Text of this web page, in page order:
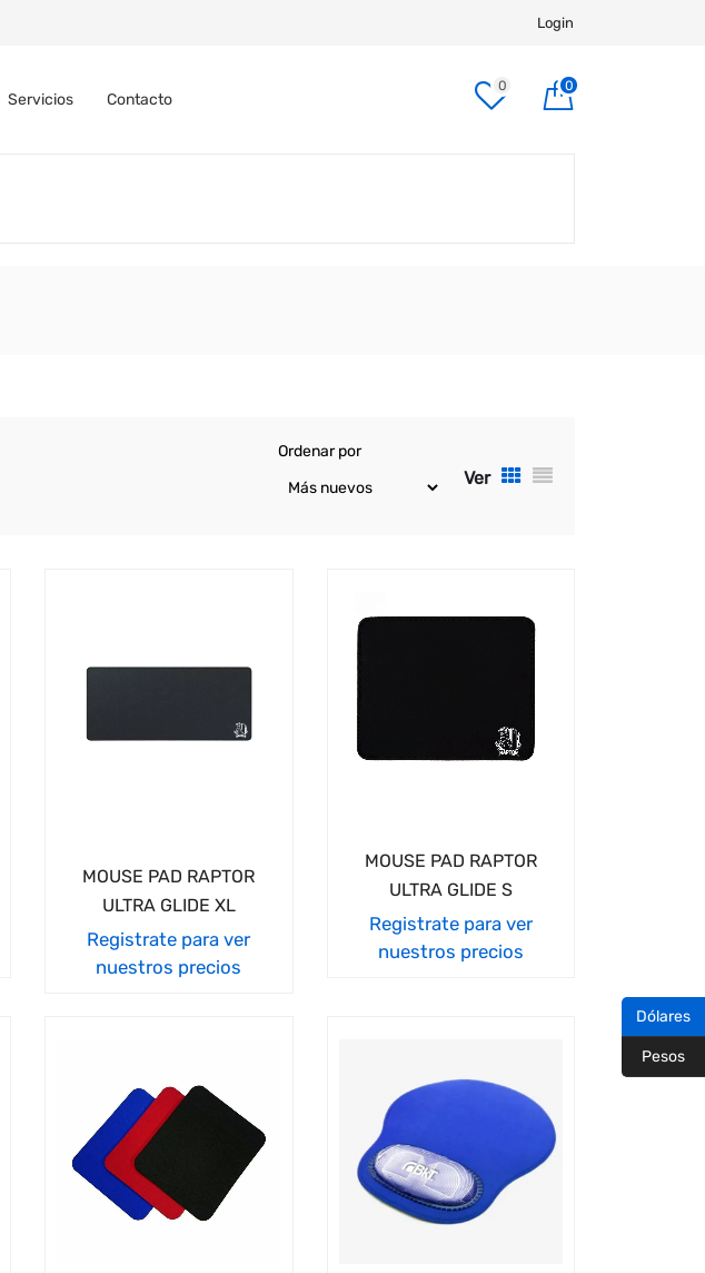
Login
Servicios Contacto
0 0
Ordenar por
Ver
MOUSE PAD RAPTOR
ULTRA GLIDE XL
Registrate para ver
nuestros precios
MOUSE PAD RAPTOR
ULTRA GLIDE S
Registrate para ver
nuestros precios
Dólares
Pesos